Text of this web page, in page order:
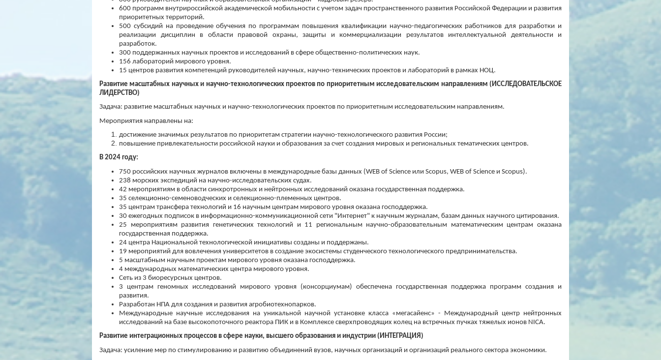
600 программ внутрироссийской академической мобильности с учетом задач пространственного развития Российской Федерации и развития
приоритетных территорий.
500 субсидий на проведение обучения по программам повышения квалификации научно-педагогических работников для разработки и
реализации дисциплин в области правовой охраны, защиты и коммерциализации результатов интеллектуальной деятельности и
разработок.
300 поддержанных научных проектов и исследований в сфере общественно-политических наук.
156 лабораторий мирового уровня.
15 центров развития компетенций руководителей научных, научно-технических проектов и лабораторий в рамках НОЦ.
Развитие масштабных научных и научно-технологических проектов по приоритетным исследовательским направлениям (ИССЛЕДОВАТЕЛЬСКОЕ
ЛИДЕРСТВО)
Задача: развитие масштабных научных и научно-технологических проектов по приоритетным исследовательским направлениям.
Мероприятия направлены на:
достижение значимых результатов по приоритетам стратегии научно-технологического развития России;
повышение привлекательности российской науки и образования за счет создания мировых и региональных тематических центров.
В 2024 году:
750 российских научных журналов включены в международные базы данных (WEB of Science или Scopus, WEB of Science и Scopus).
238 морских экспедиций на научно-исследовательских судах.
42 мероприятиям в области синхротронных и нейтронных исследований оказана государственная поддержка.
35 селекционно-семеноводческих и селекционно-племенных центров.
35 центрам трансфера технологий и 16 научным центрам мирового уровня оказана господдержка.
30 ежегодных подписок в информационно-коммуникационной сети "Интернет" к научным журналам, базам данных научного цитирования.
25 мероприятиям развития генетических технологий и 11 региональным научно-образовательным математическим центрам оказана
государственная поддержка.
24 центра Национальной технологической инициативы созданы и поддержаны.
19 мероприятий для вовлечения университетов в создание экосистемы студенческого технологического предпринимательства.
5 масштабным научным проектам мирового уровня оказана господдержка.
4 международных математических центра мирового уровня.
Сеть из 3 биоресурсных центров.
3 центрам геномных исследований мирового уровня (консорциумам) обеспечена государственная поддержка программ создания и
развития.
Разработан НПА для создания и развития агробиотехнопарков.
Международные научные исследования на уникальной научной установке класса «мегасайенс» - Международный центр нейтронных
исследований на базе высокопоточного реактора ПИК и в Комплексе сверхпроводящих колец на встречных пучках тяжелых ионов NICA.
Развитие интеграционных процессов в сфере науки, высшего образования и индустрии (ИНТЕГРАЦИЯ)
Задача: усиление мер по стимулированию и развитию объединений вузов, научных организаций и организаций реального сектора экономики.